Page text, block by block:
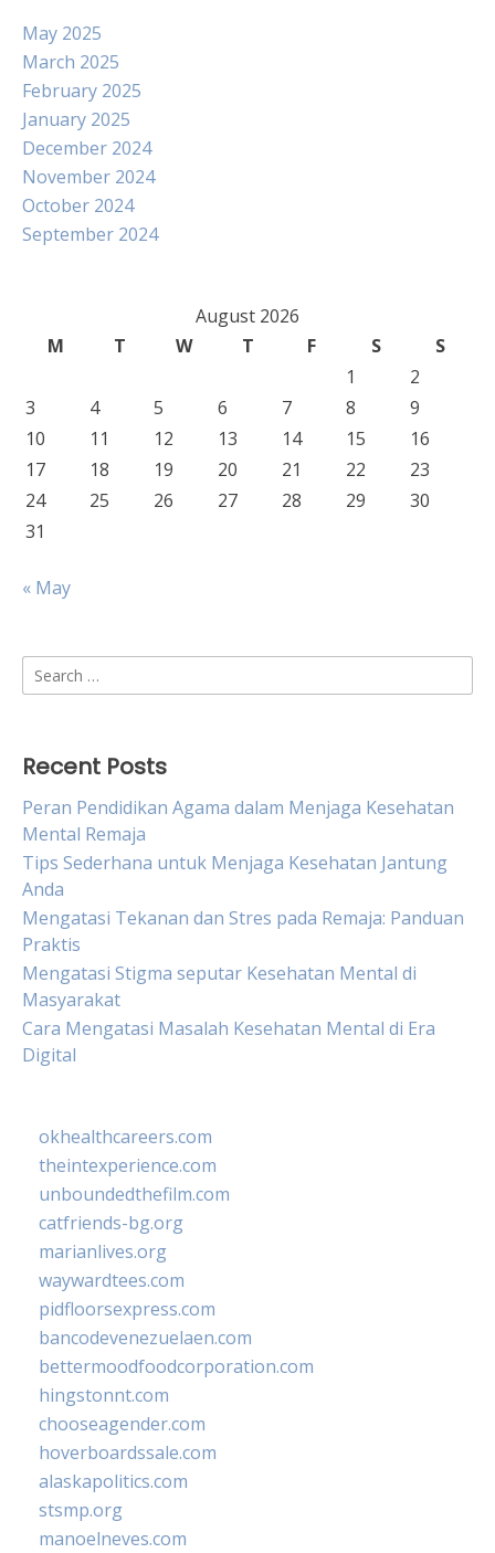
May 2025
March 2025
February 2025
January 2025
December 2024
November 2024
October 2024
September 2024
August 2026
M
T W T F S
S
1
2
3
4 5 6 7 8
9
10
11 12 13 14 15
16
17
18 19 20 21 22
23
24
25 26 27 28 29
30
31
« May
Search
for:
Recent Posts
Peran Pendidikan Agama dalam Menjaga Kesehatan
Mental Remaja
Tips Sederhana untuk Menjaga Kesehatan Jantung
Anda
Mengatasi Tekanan dan Stres pada Remaja: Panduan
Praktis
Mengatasi Stigma seputar Kesehatan Mental di
Masyarakat
Cara Mengatasi Masalah Kesehatan Mental di Era
Digital
okhealthcareers.com
theintexperience.com
unboundedthefilm.com
catfriends-bg.org
marianlives.org
waywardtees.com
pidfloorsexpress.com
bancodevenezuelaen.com
bettermoodfoodcorporation.com
hingstonnt.com
chooseagender.com
hoverboardssale.com
alaskapolitics.com
stsmp.org
manoelneves.com